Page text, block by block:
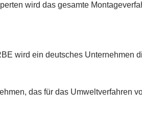
wird das gesamte
wird ein deutsches Unternehmen
das für das Umweltverfahren